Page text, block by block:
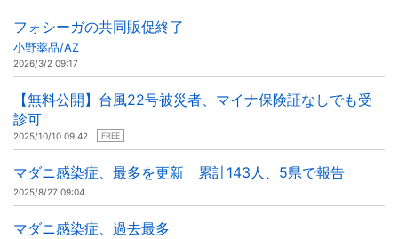
フォシーガの共同販促終了
小野薬品/AZ
2026/3/2 09:17
【無料公開】台風22号被災者、マイナ保険証なしでも受
診可
2025/10/10 09:42 FREE
マダニ感染症、最多を更新 累計143人、5県で報告
2025/8/27 09:04
マダニ感染症、過去最多